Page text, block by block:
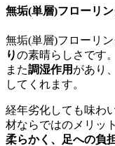
無垢(単層)フローリ
無垢(単層)フローリ
りの素晴らしさです。
また調湿作用 があり、
してくれます。
経年劣化しても味わ
材ならではのメリット
柔らかく、足への負